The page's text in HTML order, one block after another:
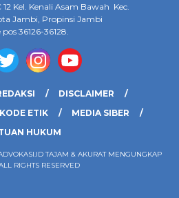
Kel. Kenali Asam Bawah Kec.
Jambi, Propinsi Jambi
pos 36126-36128.
DISCLAIMER
KODE ETIK
MEDIA SIBER
HUKUM
TAJAM & AKURAT MENGUNGKAP
RIGHTS RESERVED